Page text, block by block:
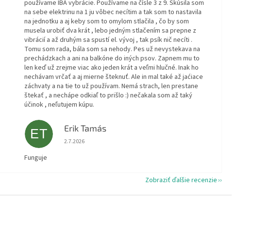
používame IBA vybrácie. Používame na čísle 3 z 9. Skúsila som
na sebe elektrinu na 1 ju vôbec necítim a tak som to nastavila
na jednotku a aj keby som to omylom stlačila , čo by som
musela urobiť dva krát , lebo jedným stlačením sa prepne z
vibrácií a až druhým sa spustí el. vývoj , tak psík nič necíti .
Tomu som rada, bála som sa nehody. Pes už nevystekava na
prechádzkach a ani na balkóne do iných psov. Zapnem mu to
len keď už zrejme viac ako jeden krát a veľmi hlučné. Inak ho
nechávam vrčať a aj mierne šteknuť. Ale in mal také až jaćiace
záchvaty a na tie to už používam. Nemá strach, len prestane
štekať , a nechápe odkiaľ to prišlo :) nečakala som až taký
účinok , neľutujem kúpu.
ET Erik Tamás
Hodnotenie obchodu je 5 z 5 hviezdičiek.
2.7.2026
Funguje
Zobraziť ďalšie recenzie